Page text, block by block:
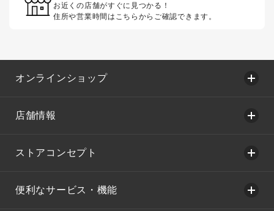
お近くの店舗がすぐに見つかる！
住所や営業時間はこちらからご確認できます。
オンラインショップ
店舗情報
ストアコンセプト
便利なサービス・機能